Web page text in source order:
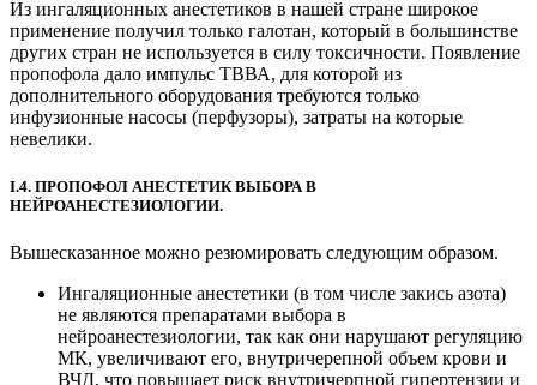
Из ингаляционных анестетиков в нашей стране широкое
применение получил только галотан, который в большинстве
других стран не используется в силу токсичности. Появление
пропофола дало импульс ТВВА, для которой из
дополнительного оборудования требуются только
инфузионные насосы (перфузоры), затраты на которые
невелики.
I.4. ПРОПОФОЛ АНЕСТЕТИК ВЫБОРА В
НЕЙРОАНЕСТЕЗИОЛОГИИ.
Вышесказанное можно резюмировать следующим образом.
Ингаляционные анестетики (в том числе закись азота)
не являются препаратами выбора в
нейроанестезиологии, так как они нарушают регуляцию
МК, увеличивают его, внутричерепной объем крови и
ВЧД, что повышает риск внутричерпной гипертензии и